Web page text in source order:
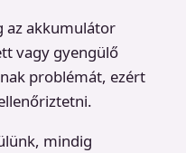
az akkumulátor
vagy gyengülő
problémát, ezért
mindig